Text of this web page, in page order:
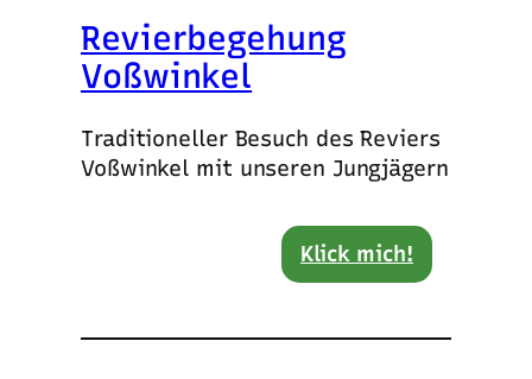
Revierbegehung
Voßwinkel
Traditioneller Besuch des Reviers
Voßwinkel mit unseren Jungjägern
Klick mich!